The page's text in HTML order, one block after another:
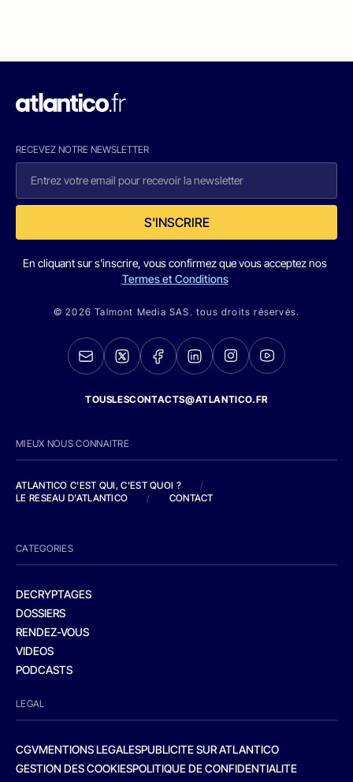
RECEVEZ NOTRE NEWSLETTER
S'INSCRIRE
En cliquant sur s'inscrire, vous confirmez que vous acceptez nos
Termes et Conditions
© 2026 Talmont Media SAS. tous droits réservés.
TOUSLESCONTACTS@ATLANTICO.FR
MIEUX NOUS CONNAITRE
ATLANTICO C'EST QUI, C'EST QUOI ?
/
LE RESEAU D'ATLANTICO
/ CONTACT
CATEGORIES
DECRYPTAGES
DOSSIERS
RENDEZ-VOUS
VIDEOS
PODCASTS
LEGAL
CGVMENTIONS LEGALESPUBLICITE SUR ATLANTICO
GESTION DES COOKIESPOLITIQUE DE CONFIDENTIALITE